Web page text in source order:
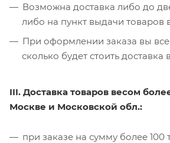
Возможна доставка либо до
либо на пункт выдачи товаров
При оформлении заказа вы
сколько будет стоить доставка
III. Доставка товаров весом
Москве и Московской обл.:
при заказе на сумму более 100